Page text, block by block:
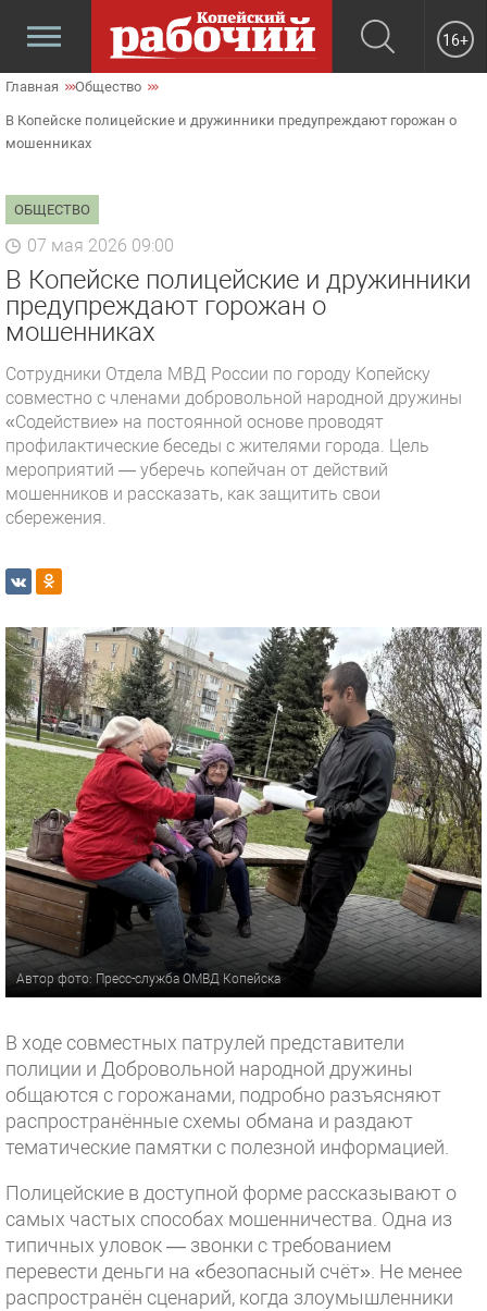
16+
Главная Общество
В Копейске полицейские и дружинники предупреждают горожан о
мошенниках
ОБЩЕСТВО
07 мая 2026 09:00
В Копейске полицейские и дружинники
предупреждают горожан о
мошенниках
Сотрудники Отдела МВД России по городу Копейску
совместно с членами добровольной народной дружины
«Содействие» на постоянной основе проводят
профилактические беседы с жителями города. Цель
мероприятий — уберечь копейчан от действий
мошенников и рассказать, как защитить свои
сбережения.
Автор фото: Пресс-служба ОМВД Копейска
В ходе совместных патрулей представители
полиции и Добровольной народной дружины
общаются с горожанами, подробно разъясняют
распространённые схемы обмана и раздают
тематические памятки с полезной информацией.
Полицейские в доступной форме рассказывают о
самых частых способах мошенничества. Одна из
типичных уловок — звонки с требованием
перевести деньги на «безопасный счёт». Не менее
распространён сценарий, когда злоумышленники